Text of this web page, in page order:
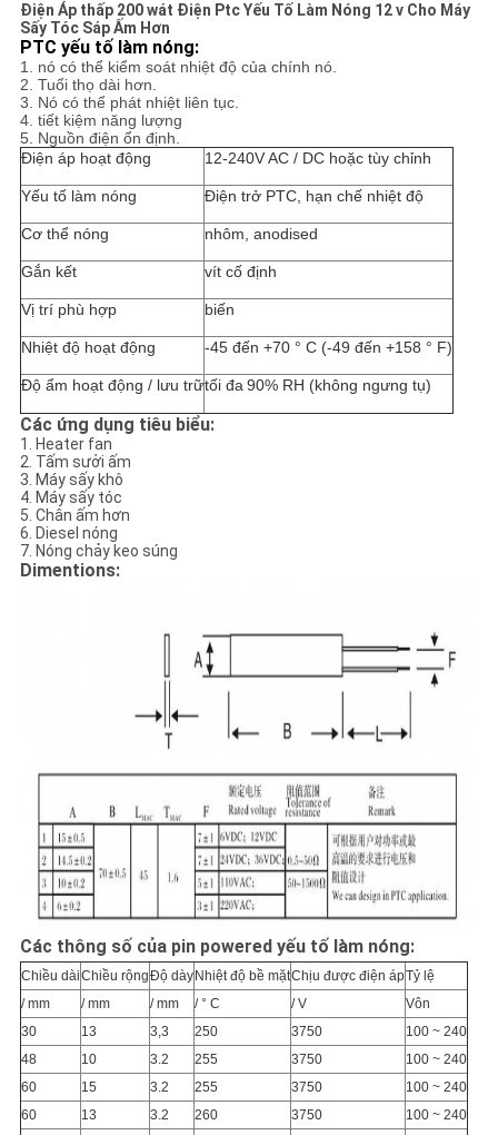
SƠ
ĐỒ
TRANG
WEB
CHÍNH
SÁCH
BẢO
MẬT
Điện Áp thấp 200 wát Điện Ptc Yếu Tố Làm Nóng 12 v Cho Máy
Sấy Tóc Sáp Ấm Hơn
PTC yếu tố làm nóng:
1. nó có thể kiểm soát nhiệt độ của chính nó.
2. Tuổi thọ dài hơn.
3. Nó có thể phát nhiệt liên tục.
4. tiết kiệm năng lượng
5. Nguồn điện ổn định.
Điện áp hoạt động
12-240V AC / DC hoặc tùy chỉnh
Yếu tố làm nóng Điện trở PTC, hạn chế nhiệt độ
Cơ thể nóng nhôm, anodised
Gắn kết vít cố định
Vị trí phù hợp biến
Nhiệt độ hoạt động -45 đến +70 ° C (-49 đến +158 ° F)
Độ ẩm hoạt động / lưu trữtối đa90% RH (không ngưng tụ)
Các ứng dụng tiêu biểu:
1. Heater fan
2. Tấm sưởi ấm
3. Máy sấy khô
4. Máy sấy tóc
5. Chân ấm hơn
6. Diesel nóng
7. Nóng chảy keo súng
Dimentions:
Các thông số của pin powered yếu tố làm nóng:
Chiều dàiChiều rộngĐộ dày Nhiệt độ bề mặtChịu được điện ápTỷ lệ
/ mm
/ mm / mm / ° C / V
Vôn
30
13 3,3 250 3750
100 ~ 240
48
10 3.2 255 3750
100 ~ 240
60
15 3.2 255 3750
100 ~ 240
60
13 3.2 260 3750 100 ~ 240